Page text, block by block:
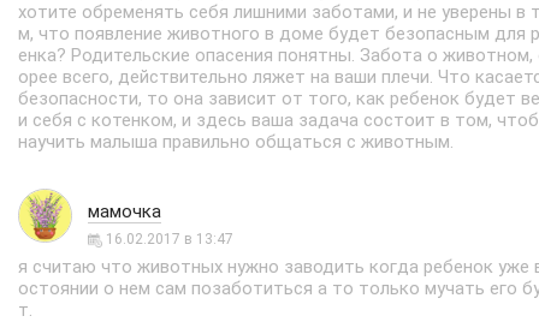
хотите обременять себя лишними заботами, и не уверены в
м, что появление животного в доме будет безопасным для
енка? Родительские опасения понятны. Забота о животном,
орее всего, действительно ляжет на ваши плечи. Что
безопасности, то она зависит от того, как ребенок будет
и себя с котенком, и здесь ваша задача состоит в том,
научить малыша правильно общаться с животным.
мамочка
16.02.2017 в 13:47
я считаю что животных нужно заводить когда ребенок уже
остоянии о нем сам позаботиться а то только мучать его
т.